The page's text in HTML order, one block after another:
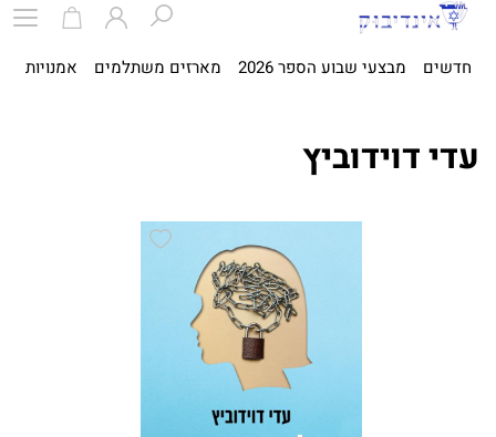
חדשים מבצעי שבוע הספר 2026 מארזים משתלמים אמנויות
עדי דוידוביץ